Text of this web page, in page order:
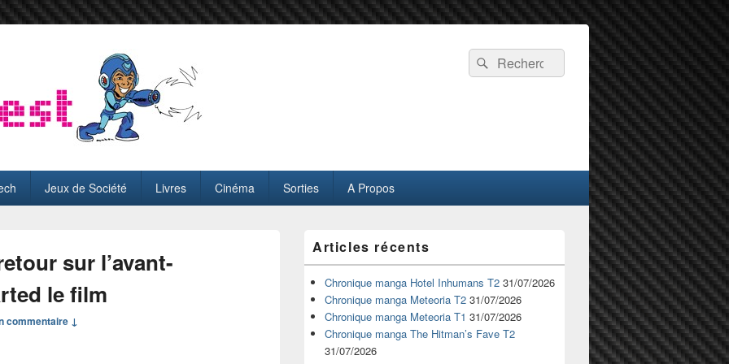
Recherche :
Rechercher
Jeux de Société Livres Cinéma Sorties A Propos
sur l’avant-
le film
commentaire ↓
principale
de
widget
pour
barre
latérale
Articles récents
Chronique manga Hotel Inhumans T2 31/07/2026
Chronique manga Meteoria T2 31/07/2026
Chronique manga Meteoria T1 31/07/2026
Chronique manga The Hitman’s Fave T2
31/07/2026